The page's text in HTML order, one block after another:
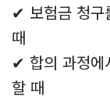
✔ 보험금 청구
때
✔ 합의 과정에
할 때